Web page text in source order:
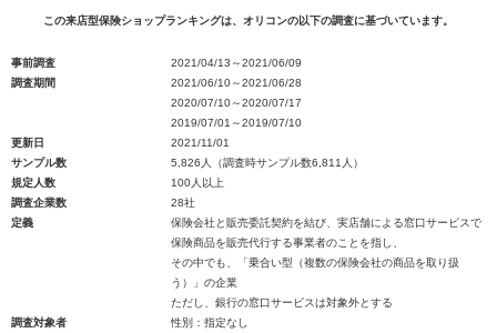
この来店型保険ショップランキングは、オリコンの以下の調査に基づいています。
事前調査
2021/04/13～2021/06/09
調査期間
2021/06/10～2021/06/28
2020/07/10～2020/07/17
2019/07/01～2019/07/10
更新日
2021/11/01
サンプル数
5,826人（調査時サンプル数6,811人）
規定人数
100人以上
調査企業数
28社
定義
保険会社と販売委託契約を結び、実店舗による窓口サービスで
保険商品を販売代行する事業者のことを指し、
その中でも、「乗合い型（複数の保険会社の商品を取り扱
う）」の企業
ただし、銀行の窓口サービスは対象外とする
調査対象者
性別：指定なし